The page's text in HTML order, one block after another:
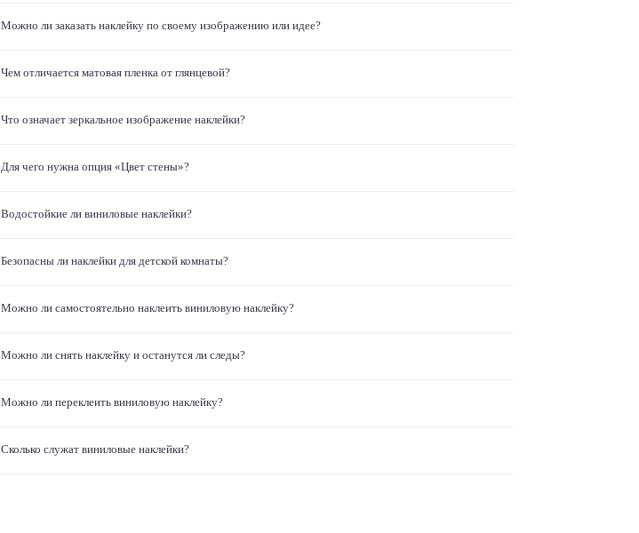
Можно ли заказать наклейку по своему изображению или идее?
Чем отличается матовая пленка от глянцевой?
Что означает зеркальное изображение наклейки?
Для чего нужна опция «Цвет стены»?
Водостойкие ли виниловые наклейки?
Безопасны ли наклейки для детской комнаты?
Можно ли самостоятельно наклеить виниловую наклейку?
Можно ли снять наклейку и останутся ли следы?
Можно ли переклеить виниловую наклейку?
Сколько служат виниловые наклейки?